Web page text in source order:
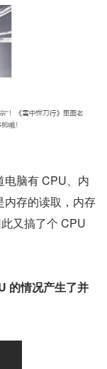
电脑有 CPU、内
内存的读取，内存
又搞了个 CPU
的情况产生了并